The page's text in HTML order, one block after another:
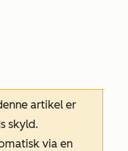
artikel er
skyld.
via en